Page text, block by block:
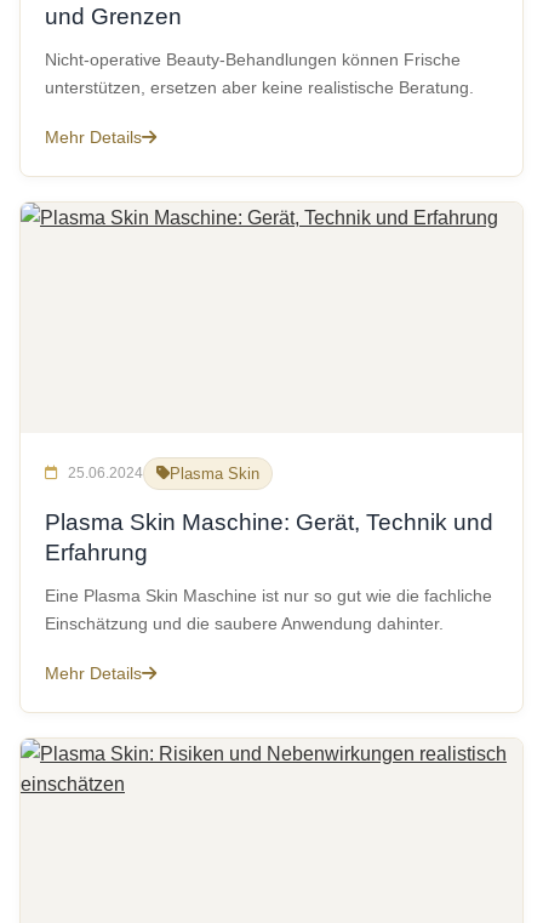
und Grenzen
Nicht-operative Beauty-Behandlungen können Frische
unterstützen, ersetzen aber keine realistische Beratung.
Mehr Details
25.06.2024 Plasma Skin
Plasma Skin Maschine: Gerät, Technik und
Erfahrung
Eine Plasma Skin Maschine ist nur so gut wie die fachliche
Einschätzung und die saubere Anwendung dahinter.
Mehr Details